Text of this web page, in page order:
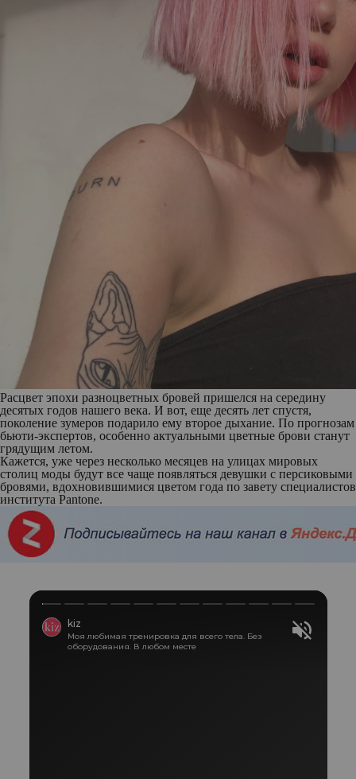
Расцвет эпохи разноцветных бровей пришелся на середину
десятых годов нашего века. И вот, еще десять лет спустя,
поколение зумеров подарило ему второе дыхание. По прогнозам
бьюти-экспертов, особенно актуальными цветные брови станут
грядущим летом.
Кажется, уже через несколько месяцев на улицах мировых
столиц моды будут все чаще появляться девушки с персиковыми
бровями, вдохновившимися цветом года по завету специалистов
института Pantone.